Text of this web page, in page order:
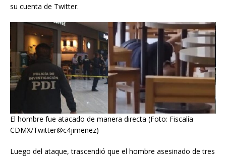
su cuenta de Twitter.
El hombre fue atacado de manera directa (Foto: Fiscalía
CDMX/Twitter@c4jimenez)
Luego del ataque, trascendió que el hombre asesinado de tres